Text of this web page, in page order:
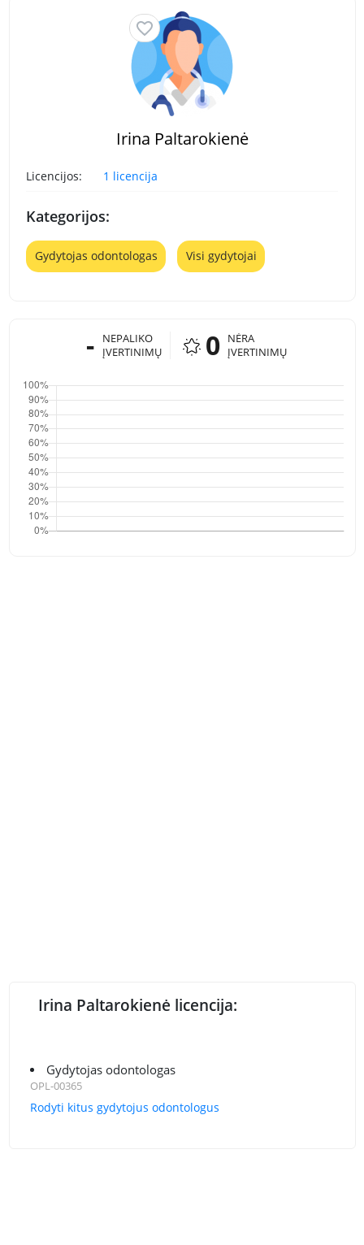
Irina Paltarokienė
Licencijos: 1 licencija
Kategorijos:
Gydytojas odontologas Visi gydytojai
-
NEPALIKO
ĮVERTINIMŲ
0
NĖRA
ĮVERTINIMŲ
Irina Paltarokienė licencija:
Gydytojas odontologas
OPL-00365
Rodyti kitus gydytojus odontologus